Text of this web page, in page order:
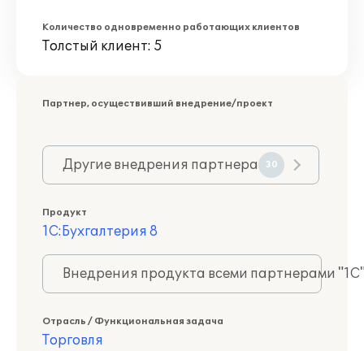
Количество одновременно работающих клиентов
Толстый клиент: 5
Партнер, осуществивший внедрение/проект
Другие внедрения партнера 30
Продукт
1С:Бухгалтерия 8
Внедрения продукта всеми партнерами
Отрасль / Функциональная задача
Торговля